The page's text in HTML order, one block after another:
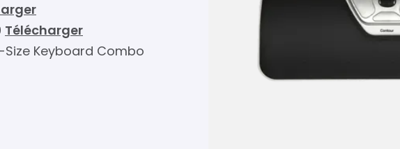
Télécharger
Size Keyboard Combo